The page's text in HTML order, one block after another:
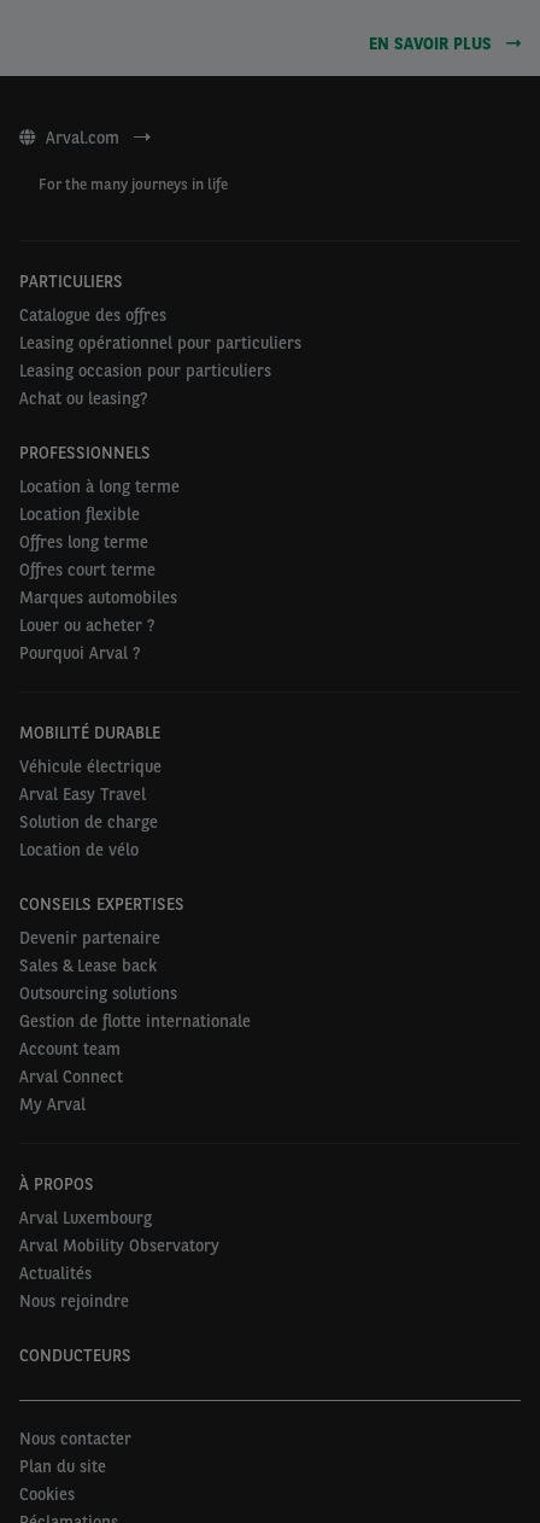
EN SAVOIR PLUS
Arval.com
For the many journeys in life
PARTICULIERS
Catalogue des offres
Leasing opérationnel pour particuliers
Leasing occasion pour particuliers
Achat ou leasing?
PROFESSIONNELS
Location à long terme
Location flexible
Offres long terme
Offres court terme
Marques automobiles
Louer ou acheter ?
Pourquoi Arval ?
MOBILITÉ DURABLE
Véhicule électrique
Arval Easy Travel
Solution de charge
Location de vélo
CONSEILS EXPERTISES
Devenir partenaire
Sales & Lease back
Outsourcing solutions
Gestion de flotte internationale
Account team
Arval Connect
My Arval
À PROPOS
Arval Luxembourg
Arval Mobility Observatory
Actualités
Nous rejoindre
CONDUCTEURS
Nous contacter
Plan du site
Cookies